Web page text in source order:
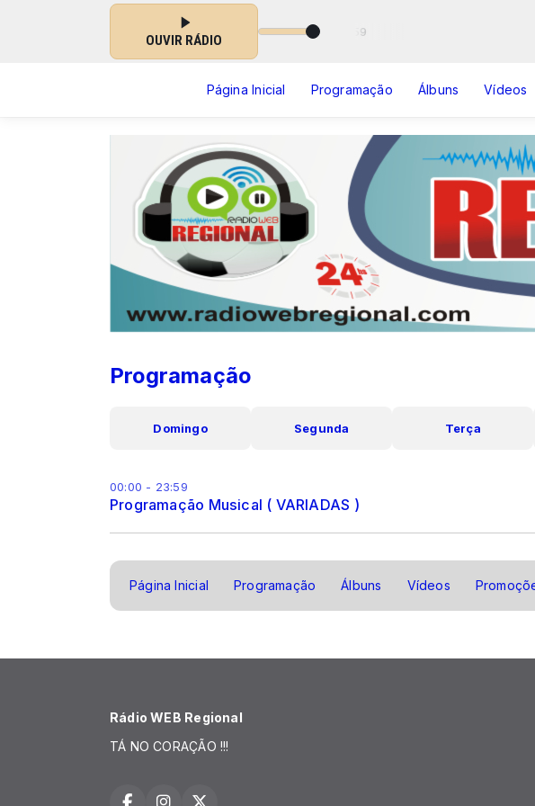
OUVIR RÁDIO
Programação Musical ( VARIADAS ) das 00:00 às 23:59
Página Inicial Programação Álbuns Vídeos
Programação
Domingo Segunda Terça
00:00 - 23:59
Programação Musical ( VARIADAS )
Página Inicial Programação Álbuns Vídeos
Rádio WEB Regional
TÁ NO CORAÇÃO !!!